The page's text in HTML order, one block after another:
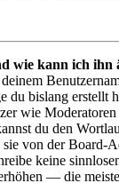
wie kann ich ihn
du bislang erstellt
wie
du den
sie von der Board-
keine
— die